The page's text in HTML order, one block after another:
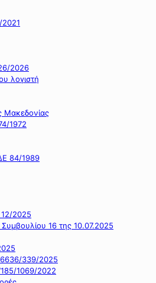
2021
2026
λογιστή
Μακεδονίας
1972
84/1989
2025
16 της 10.07.2025
339/2025
1069/2022